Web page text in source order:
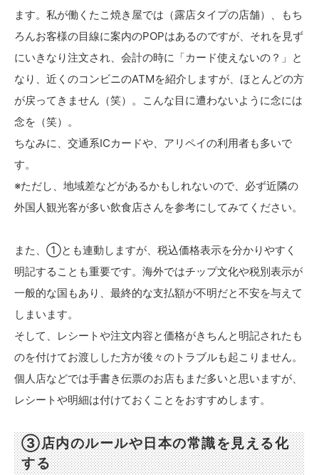
ます。私が働くたこ焼き屋では（露店タイプの店舗）、もち
ろんお客様の目線に案内のPOPはあるのですが、それを見ず
にいきなり注文され、会計の時に「カード使えないの？」と
なり、近くのコンビニのATMを紹介しますが、ほとんどの方
が戻ってきません（笑）。こんな目に遭わないように念には
念を（笑）。
ちなみに、交通系ICカードや、アリペイの利用者も多いで
す。
※ただし、地域差などがあるかもしれないので、必ず近隣の
外国人観光客が多い飲食店さんを参考にしてみてください。
また、①とも連動しますが、税込価格表示を分かりやすく
明記することも重要です。海外ではチップ文化や税別表示が
一般的な国もあり、最終的な支払額が不明だと不安を与えて
しまいます。
そして、レシートや注文内容と価格がきちんと明記されたも
のを付けてお渡しした方が後々のトラブルも起こりません。
個人店などでは手書き伝票のお店もまだ多いと思いますが、
レシートや明細は付けておくことをおすすめします。
③店内のルールや日本の常識を見える化
する